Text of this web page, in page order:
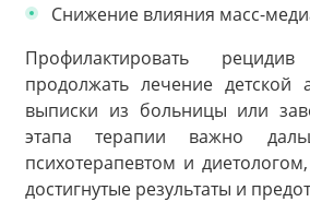
Снижение влияния масс-
Профилактировать
продолжать лечение детской
выписки из больницы или
этапа терапии важно
психотерапевтом и
достигнутые результаты и